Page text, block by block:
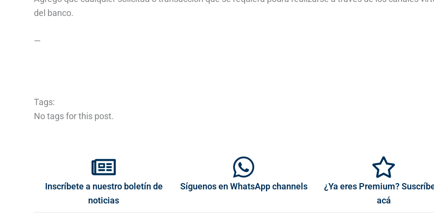
del banco.
—
Tags:
No tags for this post.
Inscríbete a nuestro boletín de
noticias
Síguenos en WhatsApp channels
¿Ya eres Premium?
acá